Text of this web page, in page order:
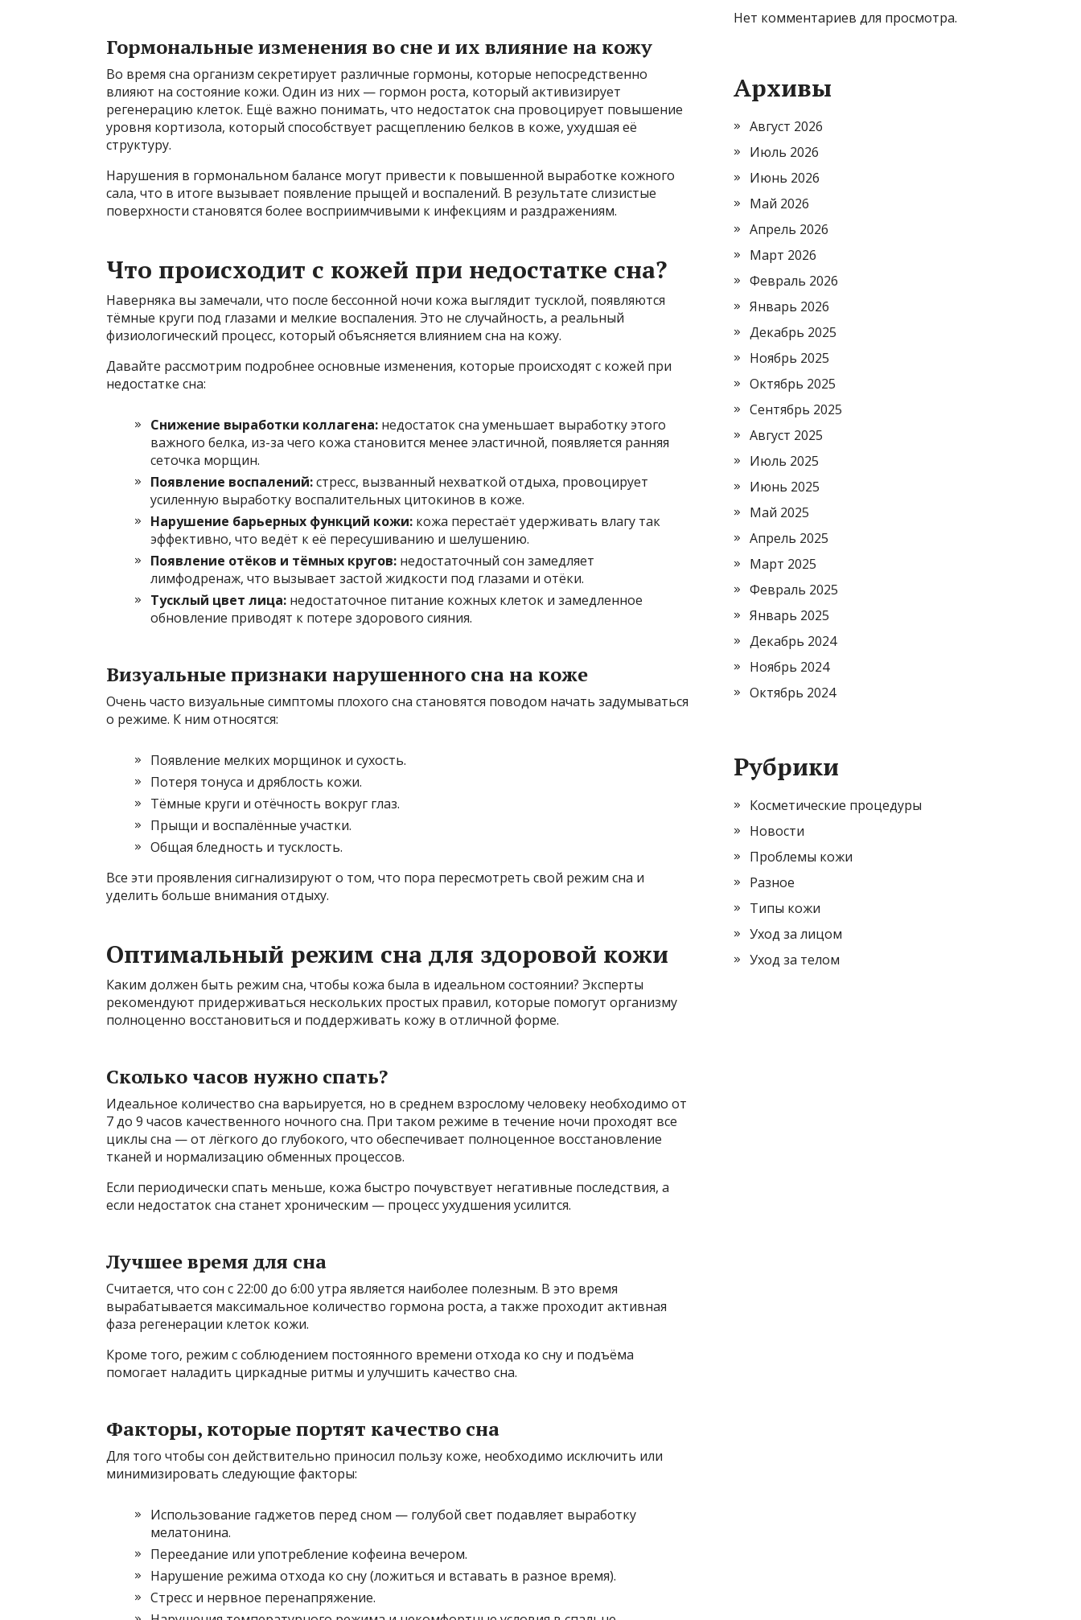
Гормональные изменения во сне и их влияние на кожу
Во время сна организм секретирует различные гормоны, которые непосредственно
влияют на состояние кожи. Один из них — гормон роста, который активизирует
регенерацию клеток. Ещё важно понимать, что недостаток сна провоцирует повышение
уровня кортизола, который способствует расщеплению белков в коже, ухудшая её
структуру.
Нарушения в гормональном балансе могут привести к повышенной выработке кожного
сала, что в итоге вызывает появление прыщей и воспалений. В результате слизистые
поверхности становятся более восприимчивыми к инфекциям и раздражениям.
Что происходит с кожей при недостатке сна?
Наверняка вы замечали, что после бессонной ночи кожа выглядит тусклой, появляются
тёмные круги под глазами и мелкие воспаления. Это не случайность, а реальный
физиологический процесс, который объясняется влиянием сна на кожу.
Давайте рассмотрим подробнее основные изменения, которые происходят с кожей при
недостатке сна:
Снижение выработки коллагена: недостаток сна уменьшает выработку этого
важного белка, из-за чего кожа становится менее эластичной, появляется ранняя
сеточка морщин.
Появление воспалений:стресс, вызванный нехваткой отдыха, провоцирует
усиленную выработку воспалительных цитокинов в коже.
Нарушение барьерных функций кожи: кожа перестаёт удерживать влагу так
эффективно, что ведёт к её пересушиванию и шелушению.
Появление отёков и тёмных кругов: недостаточный сон замедляет
лимфодренаж, что вызывает застой жидкости под глазами и отёки.
Тусклый цвет лица: недостаточное питание кожных клеток и замедленное
обновление приводят к потере здорового сияния.
Визуальные признаки нарушенного сна на коже
Очень часто визуальные симптомы плохого сна становятся поводом начать задумываться
о режиме. К ним относятся:
Появление мелких морщинок и сухость.
Потеря тонуса и дряблость кожи.
Тёмные круги и отёчность вокруг глаз.
Прыщи и воспалённые участки.
Общая бледность и тусклость.
Все эти проявления сигнализируют о том, что пора пересмотреть свой режим сна и
уделить больше внимания отдыху.
Оптимальный режим сна для здоровой кожи
Каким должен быть режим сна, чтобы кожа была в идеальном состоянии? Эксперты
рекомендуют придерживаться нескольких простых правил, которые помогут организму
полноценно восстановиться и поддерживать кожу в отличной форме.
Сколько часов нужно спать?
Идеальное количество сна варьируется, но в среднем взрослому человеку необходимо от
7 до 9 часов качественного ночного сна. При таком режиме в течение ночи проходят все
циклы сна — от лёгкого до глубокого, что обеспечивает полноценное восстановление
тканей и нормализацию обменных процессов.
Если периодически спать меньше, кожа быстро почувствует негативные последствия, а
если недостаток сна станет хроническим — процесс ухудшения усилится.
Лучшее время для сна
Считается, что сон с 22:00 до 6:00 утра является наиболее полезным. В это время
вырабатывается максимальное количество гормона роста, а также проходит активная
фаза регенерации клеток кожи.
Кроме того, режим с соблюдением постоянного времени отхода ко сну и подъёма
помогает наладить циркадные ритмы и улучшить качество сна.
Факторы, которые портят качество сна
Для того чтобы сон действительно приносил пользу коже, необходимо исключить или
минимизировать следующие факторы:
Использование гаджетов перед сном — голубой свет подавляет выработку
мелатонина.
Переедание или употребление кофеина вечером.
Нарушение режима отхода ко сну (ложиться и вставать в разное время).
Стресс и нервное перенапряжение.
Нет комментариев для просмотра.
Архивы
Август 2026
Июль 2026
Июнь 2026
Май 2026
Апрель 2026
Март 2026
Февраль 2026
Январь 2026
Декабрь 2025
Ноябрь 2025
Октябрь 2025
Сентябрь 2025
Август 2025
Июль 2025
Июнь 2025
Май 2025
Апрель 2025
Март 2025
Февраль 2025
Январь 2025
Декабрь 2024
Ноябрь 2024
Октябрь 2024
Рубрики
Косметические процедуры
Новости
Проблемы кожи
Разное
Типы кожи
Уход за лицом
Уход за телом